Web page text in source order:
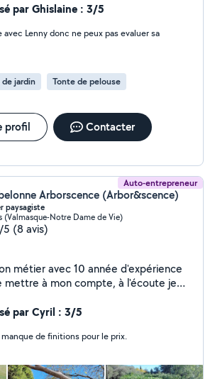
des massifs - planter des haies -
pierres ou en dalles - faire un
de mes clients est ma priorité.
par Ghislaine : 3/5
avec Lenny donc ne peux pas evaluer sa
jardin Tonte de pelouse
profil Contacter
Auto-entrepreneur
Arborscence (Arbor&scence)
paysagiste
(Valmasque-Notre Dame de Vie)
5 (8 avis)
métier avec 10 année d'expérience
mettre à mon compte, à l'écoute je
de haies *Elagage/Abbatage
*Désherbage / Binage /
: *Plantation de massifs
par Cyril : 3/5
de finitions pour le prix.